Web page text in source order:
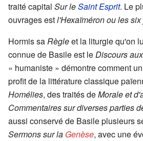
traité capital Sur leSaint Esprit. Le
ouvrages estl'Hexaïméron ou les
Hormis saRègleet la liturgie qu'on
connue de Basile est leDiscours
« humaniste » démontre comment
profit de la littérature classique
Homélies, des traités deMorale et
Commentaires sur diverses parties
aussi conservé de Basile plusieurs
Sermons sur la Genèse, avec une